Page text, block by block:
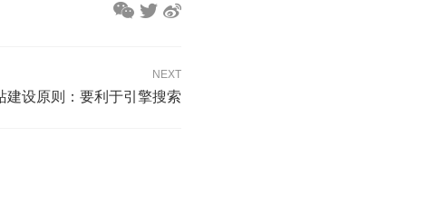
NEXT
建设原则：要利于引擎搜索